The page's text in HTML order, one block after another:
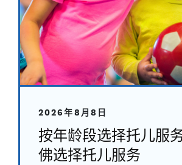
2026年8月8日
按年龄段选择托儿服
佛选择托儿服务